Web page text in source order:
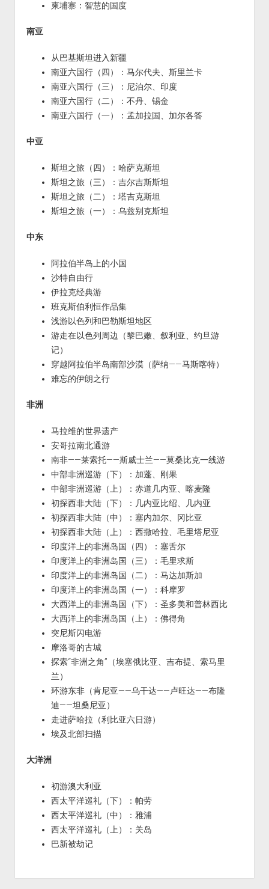
柬埔寨：智慧的国度
南亚
从巴基斯坦进入新疆
南亚六国行（四）：马尔代夫、斯里兰卡
南亚六国行（三）：尼泊尔、印度
南亚六国行（二）：不丹、锡金
南亚六国行（一）：孟加拉国、加尔各答
中亚
斯坦之旅（四）：哈萨克斯坦
斯坦之旅（三）：吉尔吉斯斯坦
斯坦之旅（二）：塔吉克斯坦
斯坦之旅（一）：乌兹别克斯坦
中东
阿拉伯半岛上的小国
沙特自由行
伊拉克经典游
班克斯伯利恒作品集
浅游以色列和巴勒斯坦地区
游走在以色列周边（黎巴嫩、叙利亚、约旦游
记）
穿越阿拉伯半岛南部沙漠（萨纳——马斯喀特）
难忘的伊朗之行
非洲
马拉维的世界遗产
安哥拉南北通游
南非——莱索托——斯威士兰——莫桑比克一线游
中部非洲巡游（下）：加蓬、刚果
中部非洲巡游（上）：赤道几内亚、喀麦隆
初探西非大陆（下）：几内亚比绍、几内亚
初探西非大陆（中）：塞内加尔、冈比亚
初探西非大陆（上）：西撒哈拉、毛里塔尼亚
印度洋上的非洲岛国（四）：塞舌尔
印度洋上的非洲岛国（三）：毛里求斯
印度洋上的非洲岛国（二）：马达加斯加
印度洋上的非洲岛国（一）：科摩罗
大西洋上的非洲岛国（下）：圣多美和普林西比
大西洋上的非洲岛国（上）：佛得角
突尼斯闪电游
摩洛哥的古城
探索“非洲之角”（埃塞俄比亚、吉布提、索马里
兰）
环游东非（肯尼亚——乌干达——卢旺达——布隆
迪——坦桑尼亚）
走进萨哈拉（利比亚六日游）
埃及北部扫描
大洋洲
初游澳大利亚
西太平洋巡礼（下）：帕劳
西太平洋巡礼（中）：雅浦
西太平洋巡礼（上）：关岛
巴新被劫记